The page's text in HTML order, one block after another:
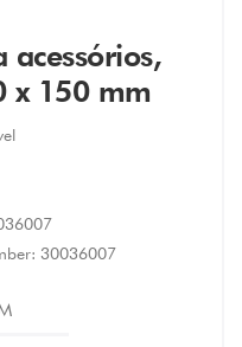
acessórios,
x 150 mm
30036007